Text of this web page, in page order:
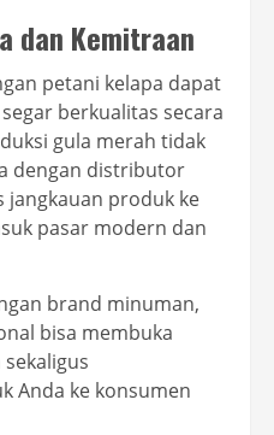
dan Kemitraan
petani kelapa dapat
berkualitas secara
gula merah tidak
dengan distributor
produk ke
pasar modern dan
brand minuman,
bisa membuka
Anda ke konsumen